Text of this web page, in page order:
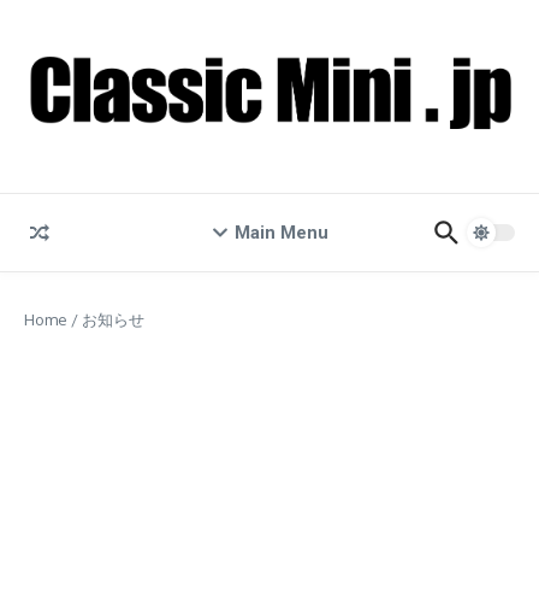
Main Menu
Home / お知らせ